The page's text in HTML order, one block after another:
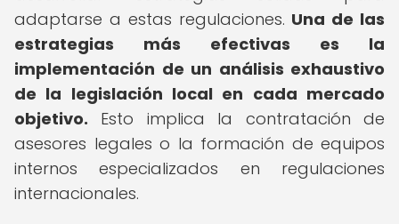
adaptarse a estas regulaciones. Una de las
estrategias más efectivas es la
implementación de un análisis exhaustivo
de la legislación local en cada mercado
objetivo. Esto implica la contratación de
asesores legales o la formación de equipos
internos especializados en regulaciones
internacionales.